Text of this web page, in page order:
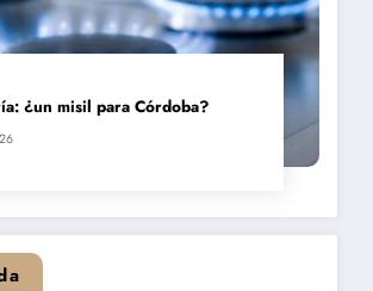
¿un misil para Córdoba?